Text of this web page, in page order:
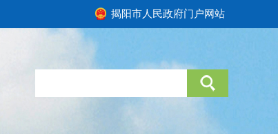
揭阳市人民政府门户网站